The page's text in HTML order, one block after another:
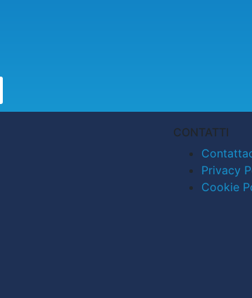
CONTATTI
Privacy
Cookie